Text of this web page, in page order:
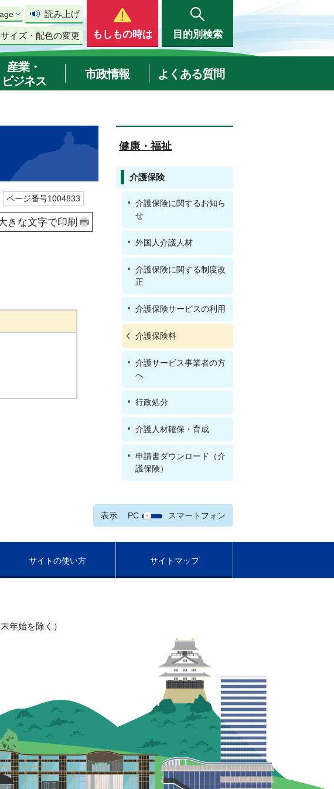
読み上げ
イズ・配色の変更 もしもの時は 目的別検索
産業・
ビジネス
市政情報 よくある質問
ページ番号1004833
きな文字で印刷
健康・福祉
介護保険
介護保険に関するお知ら
せ
外国人介護人材
介護保険に関する制度改
正
介護保険サービスの利用
介護保険料
介護サービス事業者の方
へ
行政処分
介護人材確保・育成
申請書ダウンロード（介
護保険）
表示 PC スマートフォン
サイトの使い方 サイトマップ
年始を除く）